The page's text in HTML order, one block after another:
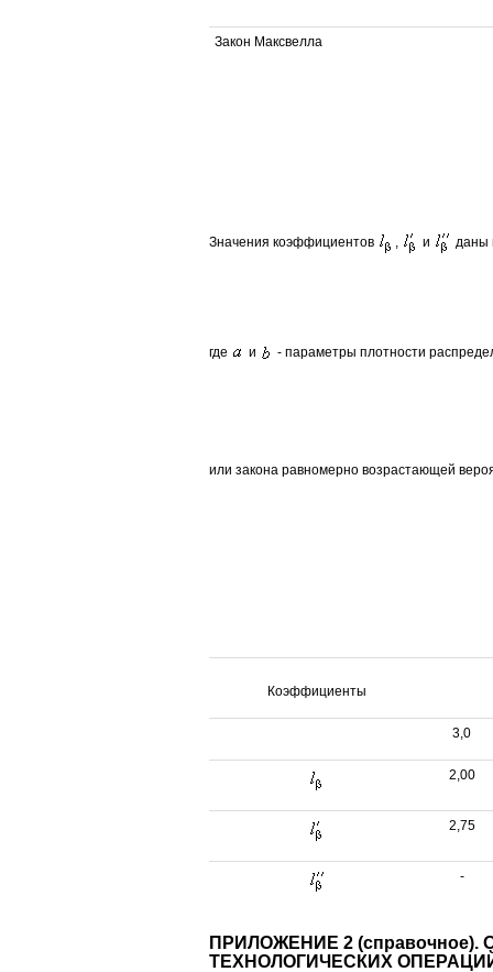
Закон Максвелла
Значения коэффициентов и даны
где и - параметры плотности
или закона равномерно возрастающей
Коэффициенты
3,0
2,00
2,75
-
ПРИЛОЖЕНИЕ 2
ТЕХНОЛОГИЧЕСКИХ